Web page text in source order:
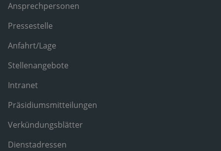
Ansprechpersonen
Pressestelle
Anfahrt/Lage
Stellenangebote
Intranet
Präsidiumsmitteilungen
Verkündungsblätter
Dienstadressen